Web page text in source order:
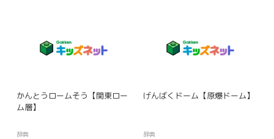
かんとうロームそう【関東ロー
ム層】
辞典
げんばくドーム【原爆ドーム】
辞典